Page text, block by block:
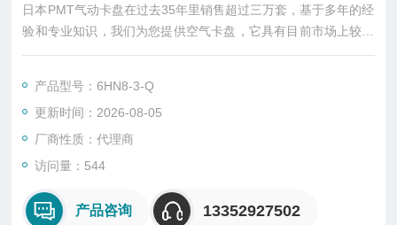
日本PMT气动卡盘在过去35年里销售超过三万套，基于多年的经
验和专业知识，我们为您提供空气卡盘，它具有目前市场上较高
的精度和性能。现在，有一天，生产人员对更高精度和性能的需
各种应用的想法。
尺寸：1.5" - 10"
钳口数量：2, 3, 4
重复性：1.5 μm以内
产品型号：6HN8-3-Q
更新时间：2026-08-05
厂商性质：代理商
访问量：544
产品咨询 13352927502